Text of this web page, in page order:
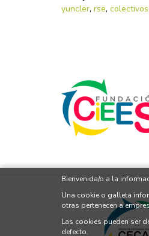
yuncler, rse,
Bienvenida/o a la
Una cookie o galleta
otras pertenecen a
Las cookies pueden ser
defecto.